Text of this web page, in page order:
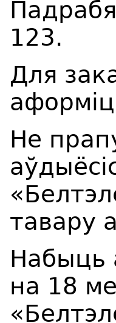
123.
Для
Не
тавару
Набыць
на 18